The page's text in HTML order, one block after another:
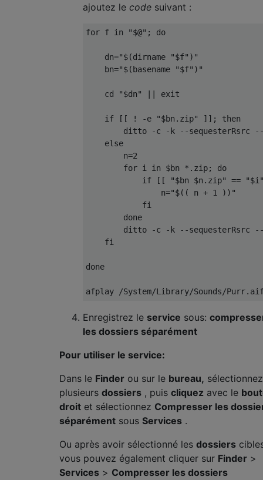
ajoutez le code suivant :
for f in "$@" ; do
    dn
="$(dirname "$f")"
    bn
="$(basename "$f")"
    cd
"$dn" || exit
if [[ ! -e "$bn.zip" ]];
then
        ditto
-c -k --sequesterRsrc
else
        n
=2
for i in $bn *. zip;
do
if
[[ "$bn $n.zip" ==
                n
="$(( n + 1 ))"
fi
done
        ditto
-c -k --sequesterRsrc
fi
done
afplay /System/Library/Sounds/Purr.
Enregistrez le service sous:
les dossiers séparément
Pour utiliser le service:
Dans le Finder ou sur le bureau, sélectionnez
plusieurs dossiers , puis cliquez avec le
droit et sélectionnez Compresser les
séparément sous Services .
Ou après avoir sélectionné les dossiers
vous pouvez également cliquer sur Finder >
Services > Compresser les dossiers